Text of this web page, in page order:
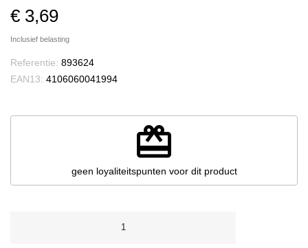
€ 3,69
Inclusief belasting
Referentie: 893624
EAN13: 4106060041994
redeem
geen loyaliteitspunten voor dit product